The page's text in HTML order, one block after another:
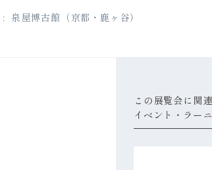
泉屋博古館（京都・鹿ヶ谷）
この展覧会に関
イベント・ラー